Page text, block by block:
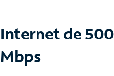
Internet de 500
Mbps